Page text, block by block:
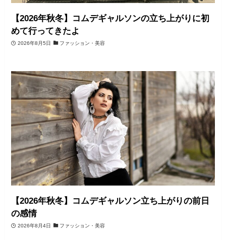
【2026年秋冬】コムデギャルソンの立ち上がりに初
めて行ってきたよ
2026年8月5日 ファッション・美容
【2026年秋冬】コムデギャルソン立ち上がりの前日
の感情
2026年8月4日 ファッション・美容